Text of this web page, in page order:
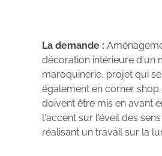
La demande :
décoration intérieure d'un
maroquinerie, projet qui
également en corner
doivent être mis en avant
l'accent sur l'éveil des
réalisant un travail sur